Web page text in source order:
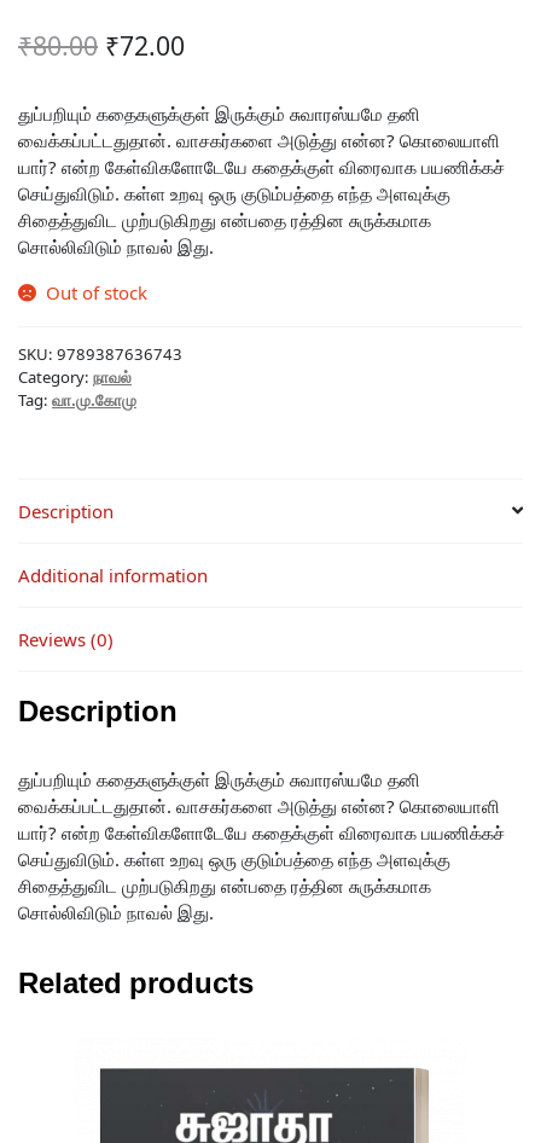
₹80.00 Original
was:
₹80.00.
₹72.00
is:
₹72.00.
துப்பறியும் கதைகளுக்குள் இருக்கும் சுவாரஸ்யமே தனி
வைக்கப்பட்டதுதான். வாசகர்களை அடுத்து என்ன? கொலையாளி
யார்? என்ற கேள்விகளோடேயே கதைக்குள் விரைவாக பயணிக்கச்
செய்துவிடும். கள்ள உறவு ஒரு குடும்பத்தை எந்த அளவுக்கு
சிதைத்துவிட முற்படுகிறது என்பதை ரத்தின சுருக்கமாக
சொல்லிவிடும் நாவல் இது.
Out of stock
SKU: 9789387636743
Category: நாவல்
Tag: வா.மு.கோமு
Description
Additional information
Reviews (0)
Description
துப்பறியும் கதைகளுக்குள் இருக்கும் சுவாரஸ்யமே தனி
வைக்கப்பட்டதுதான். வாசகர்களை அடுத்து என்ன? கொலையாளி
யார்? என்ற கேள்விகளோடேயே கதைக்குள் விரைவாக பயணிக்கச்
செய்துவிடும். கள்ள உறவு ஒரு குடும்பத்தை எந்த அளவுக்கு
சிதைத்துவிட முற்படுகிறது என்பதை ரத்தின சுருக்கமாக
சொல்லிவிடும் நாவல் இது.
Related products